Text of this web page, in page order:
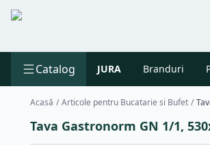
Catalog JURA Branduri
Acasă / Articole pentru Bucatarie si Bufet /
Tava Gastronorm GN 1/1,